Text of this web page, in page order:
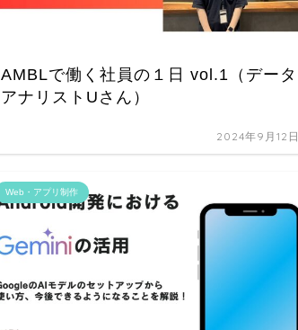
AMBLで働く社員の１日 vol.1（データ
アナリストUさん）
2024年9月12日
Web・アプリ制作